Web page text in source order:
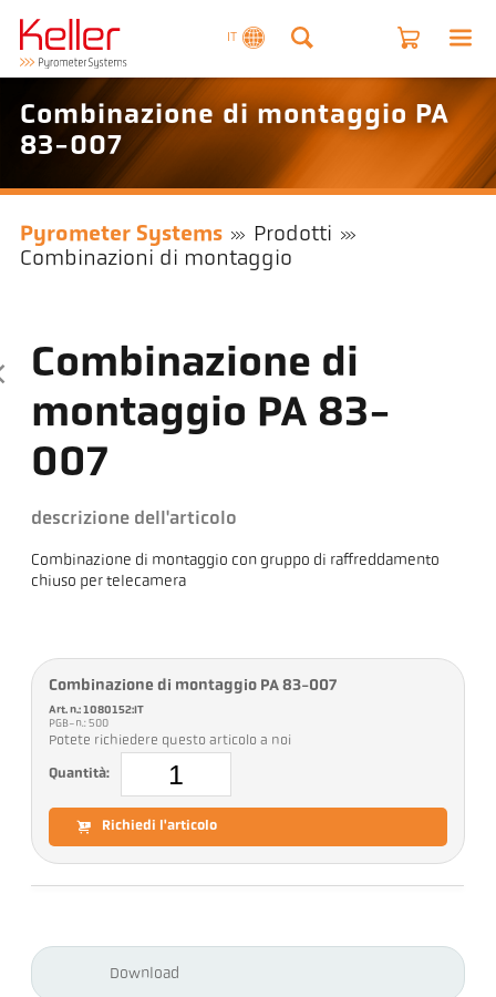
IT
Combinazione di montaggio PA
83-007
Pyrometer Systems
Prodotti
Combinazioni di montaggio
Combinazione di
montaggio PA 83-
007
descrizione dell'articolo
Combinazione di montaggio con gruppo di raffreddamento
chiuso per telecamera
Combinazione di montaggio PA 83-007
Art. n.: 1080152:IT
PGB-n.: 500
Potete richiedere questo articolo a noi
Quantità:
Richiedi l'articolo
Download